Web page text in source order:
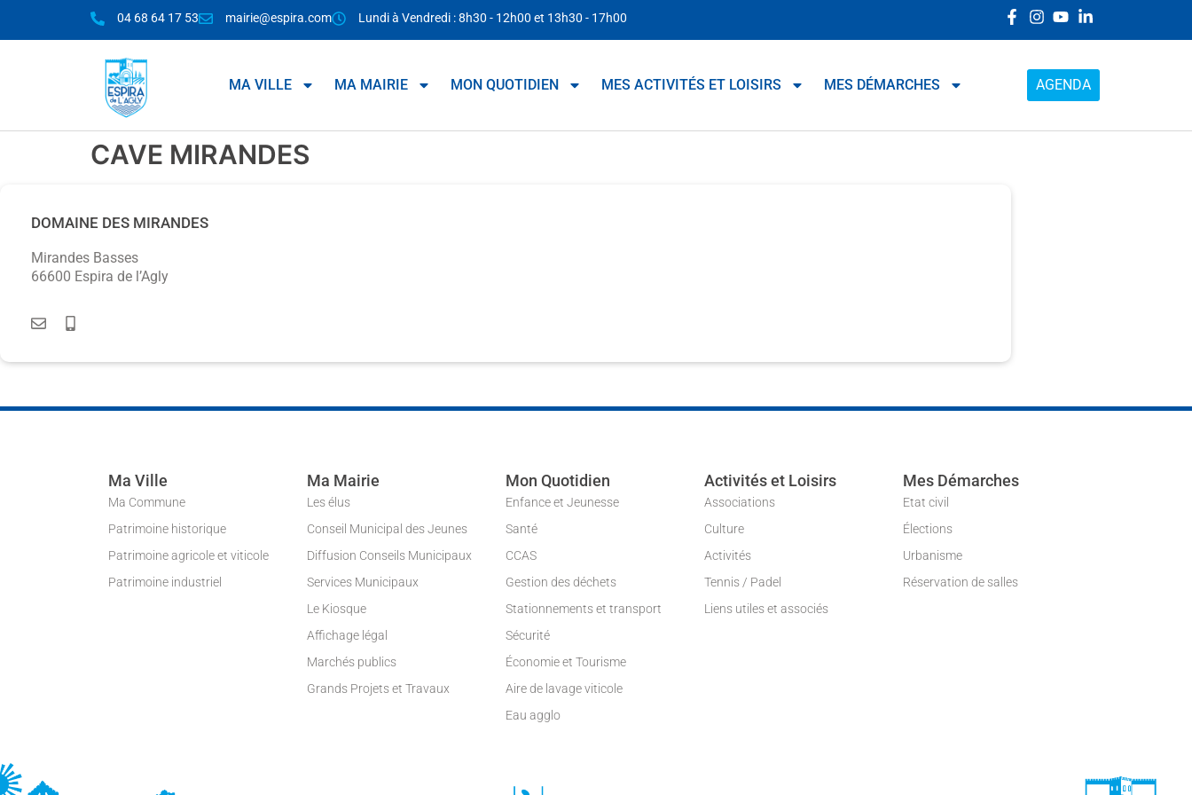
04 68 64 17 53 mairie@espira.com Lundi à Vendredi : 8h30 - 12h00 et 13h30 - 17h00
MA VILLE MA MAIRIE MON QUOTIDIEN MES ACTIVITÉS ET LOISIRS MES DÉMARCHES AGENDA
CAVE MIRANDES
DOMAINE DES MIRANDES
Mirandes Basses
66600 Espira de l’Agly
Ma Ville
Ma Commune
Patrimoine historique
Patrimoine agricole et viticole
Patrimoine industriel
Ma Mairie
Les élus
Conseil Municipal des Jeunes
Diffusion Conseils Municipaux
Services Municipaux
Le Kiosque
Affichage légal
Marchés publics
Grands Projets et Travaux
Mon Quotidien
Enfance et Jeunesse
Santé
CCAS
Gestion des déchets
Stationnements et transport
Sécurité
Économie et Tourisme
Aire de lavage viticole
Eau agglo
Activités et Loisirs
Associations
Culture
Activités
Tennis / Padel
Liens utiles et associés
Mes Démarches
Etat civil
Élections
Urbanisme
Réservation de salles